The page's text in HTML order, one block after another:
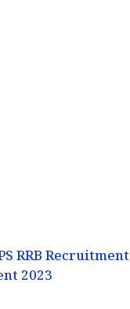
RRB Recruitment
2023